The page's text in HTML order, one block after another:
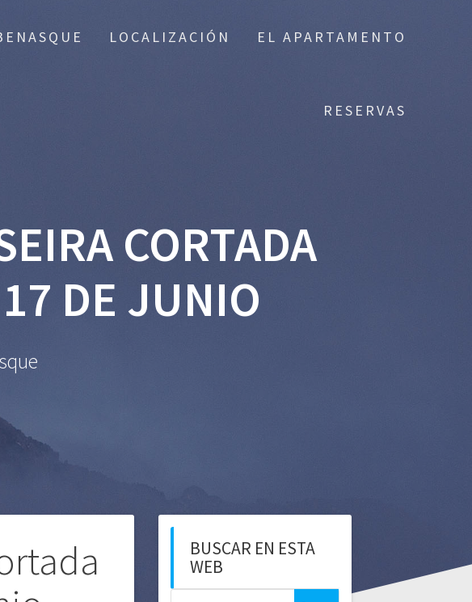
LOCALIZACIÓN EL APARTAMENTO
RESERVAS
CORTADA
DE JUNIO
BUSCAR EN ESTA
WEB